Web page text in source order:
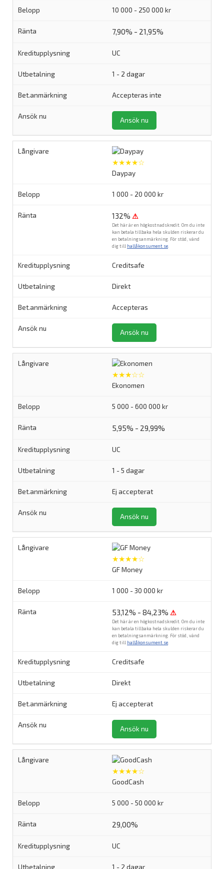
10 000 - 250 000 kr
7,90% - 21,95%
UC
1 - 2 dagar
Accepteras inte
Ansök nu
★★★★☆
Daypay
1 000 - 20 000 kr
132% ⚠
Det här är en högkostnadskredit. Om du inte
kan betala tillbaka hela skulden riskerar du
en betalningsanmärkning. För stöd, vänd
dig till hallåkonsument.se
Creditsafe
Direkt
Accepteras
Ansök nu
★★★☆☆
Ekonomen
5 000 - 600 000 kr
5,95% - 29,99%
UC
1 - 5 dagar
Ej accepterat
Ansök nu
★★★★☆
GF Money
1 000 - 30 000 kr
53,12% - 84,23% ⚠
Det här är en högkostnadskredit. Om du inte
kan betala tillbaka hela skulden riskerar du
en betalningsanmärkning. För stöd, vänd
dig till hallåkonsument.se
Creditsafe
Direkt
Ej accepterat
Ansök nu
★★★★☆
GoodCash
5 000 - 50 000 kr
29,00%
UC
1 - 2 dagar